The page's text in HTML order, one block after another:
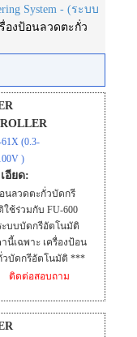
System - (ระบบ
รื่องป้อนลวดตะกั่ว
(0.3-
)
อียด:
นลวดตะกั่วบัดกรี
ช้ร่วมกับ FU-600
ะบบบัดกรีอัตโนมัติ
นี้เฉพาะ เครื่องป้อน
วบัดกรีอัตโนมัติ ***
ติดต่อสอบถาม